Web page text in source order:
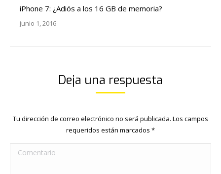
iPhone 7: ¿Adiós a los 16 GB de memoria?
junio 1, 2016
Deja una respuesta
Tu dirección de correo electrónico no será publicada. Los campos
requeridos están marcados *
Comentario